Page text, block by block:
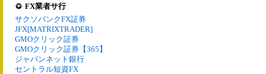
FX業者サ行
サクソバンクFX証券
JFX[MATRIXTRADER]
GMOクリック証券
GMOクリック証券【365】
ジャパンネット銀行
セントラル短資FX